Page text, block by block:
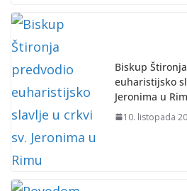
Biskup
euharistijsko
Jeronima u
10. listopada